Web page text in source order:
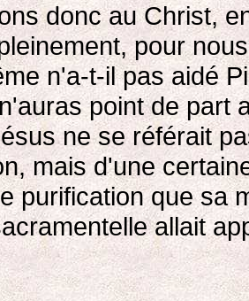
donc au Christ,
pour
n'a-t-il pas aidé
point de part
ne se référait
mais d'une
purification que sa
allait